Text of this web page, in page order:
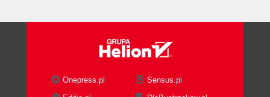
Onepress.pl
Sensus.pl